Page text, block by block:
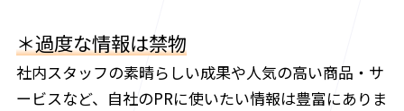
＊過度な情報は禁物
社内スタッフの素晴らしい成果や人気の高い商品・サ
ービスなど、自社のPRに使いたい情報は豊富にありま